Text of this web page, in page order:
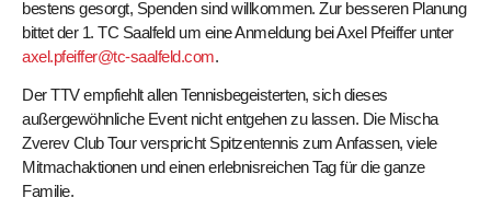
bestens gesorgt, Spenden sind willkommen. Zur besseren Planung
bittet der 1. TC Saalfeld um eine Anmeldung bei Axel Pfeiffer unter
axel.pfeiffer@tc-saalfeld.com.
Der TTV empfiehlt allen Tennisbegeisterten, sich dieses
außergewöhnliche Event nicht entgehen zu lassen. Die Mischa
Zverev Club Tour verspricht Spitzentennis zum Anfassen, viele
Mitmachaktionen und einen erlebnisreichen Tag für die ganze
Familie.